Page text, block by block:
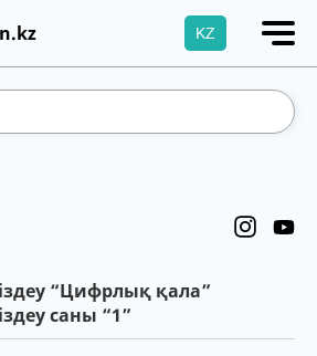
KZ
сәтті жіберілді, Рақмет!
“Цифрлық қала”
саны “1”